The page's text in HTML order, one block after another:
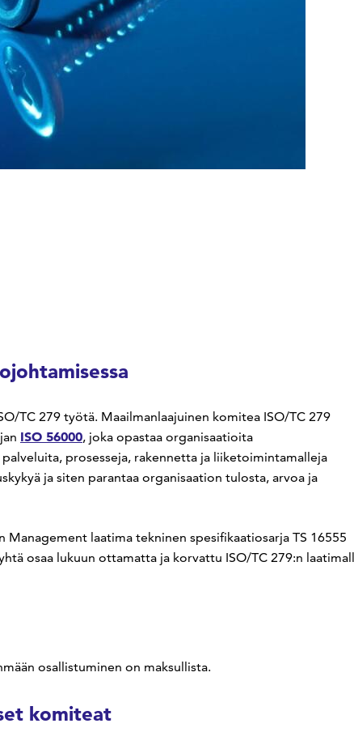
TC 279 työtä. Maailmanlaajuinen komitea ISO/TC 279
ISO 56000, joka opastaa organisaatioita
prosesseja, rakennetta ja liiketoimintamalleja
ja siten parantaa organisaation tulosta, arvoa ja
laatima tekninen spesifikaatiosarja TS 16555
osaa lukuun ottamatta ja korvattu ISO/TC 279:n
osallistuminen on maksullista.
komiteat